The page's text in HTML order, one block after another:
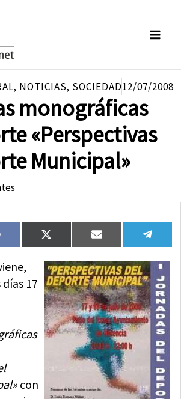
, NOTICIAS, SOCIEDAD12/07/2008
monográficas
«Perspectivas
Municipal»
FacebookCompartir
en
X
(Twitter)
Compartir
en
Email
en
17
con